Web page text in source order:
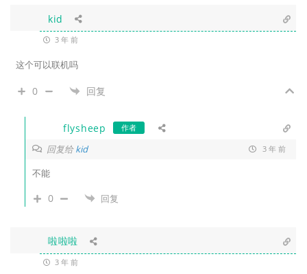
kid
3 年 前
这个可以联机吗
0 回复
flysheep 作者
回复给kid 3 年 前
不能
0 回复
啦啦啦
3 年 前